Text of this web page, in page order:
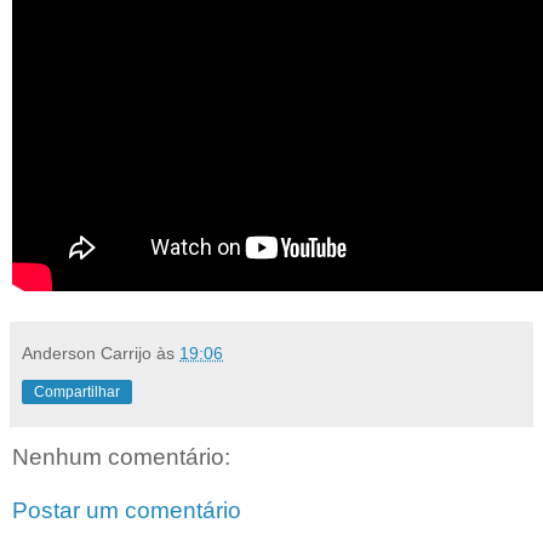
Anderson Carrijo às 19:06
Compartilhar
Nenhum comentário:
Postar um comentário